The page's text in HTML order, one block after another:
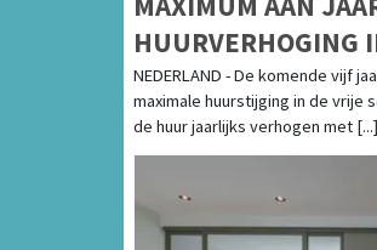
HUURVERHOGING
SECTOR BLIJFT
2029
NEDERLAND - De komende vijf
maximale huurstijging in de vrije
de huur jaarlijks verhogen met [...]